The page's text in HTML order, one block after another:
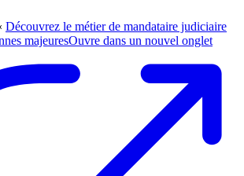
Découvrez le métier de mandataire judiciaire
majeuresOuvre dans un nouvel onglet